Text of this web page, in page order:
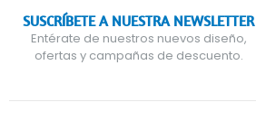
SUSCRÍBETE A NUESTRA NEWSLETTER
Entérate de nuestros nuevos diseño,
ofertas y campañas de descuento.